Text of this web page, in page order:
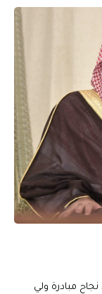
نجاح مبادرة ولي